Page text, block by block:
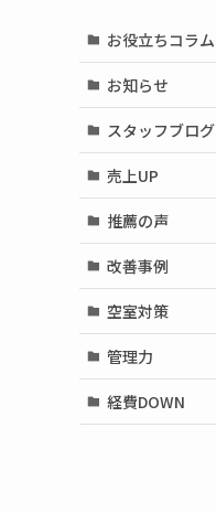
お役立ちコラム
お知らせ
スタッフブログ
売上UP
推薦の声
改善事例
空室対策
管理力
経費DOWN